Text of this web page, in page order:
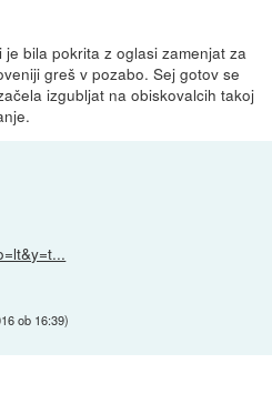
bila pokrita z oglasi zamenjat za
greš v pozabo. Sej gotov se
izgubljat na obiskovalcih takoj
ob 16:39)